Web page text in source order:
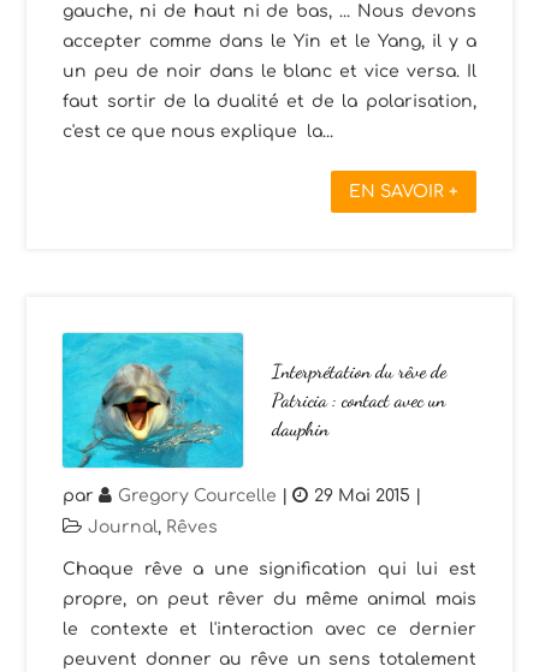
gauche, ni de haut ni de bas, ... Nous devons
accepter comme dans le Yin et le Yang, il y a
un peu de noir dans le blanc et vice versa. Il
faut sortir de la dualité et de la polarisation,
c'est ce que nous explique la...
EN SAVOIR +
Interprétation du rêve de
Patricia : contact avec un
dauphin
par Gregory Courcelle | 29 Mai 2015
Journal, Rêves
Chaque rêve a une signification qui lui est
propre, on peut rêver du même animal mais
le contexte et l'interaction avec ce dernier
peuvent donner au rêve un sens totalement